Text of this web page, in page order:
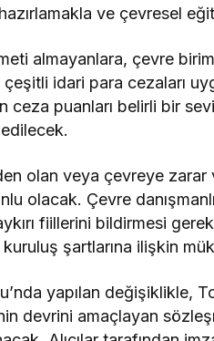
ve çevresel
almayanlara, çevre
idari para cezaları
ceza puanları belirli bir
olan veya çevreye
olacak. Çevre
fiillerini bildirmesi
şartlarına ilişkin
yapılan değişiklikle,
devrini amaçlayan